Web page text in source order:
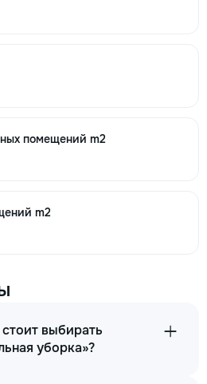
помещений m2
m2
выбирать
уборка»?